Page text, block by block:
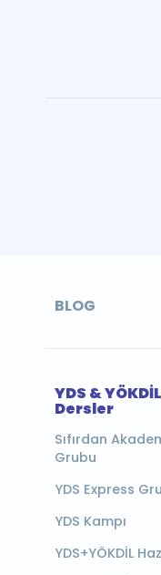
BLOG
YDS &
Dersler
Sıfırdan
Grubu
YDS Express
YDS Kampı
YDS+YÖKDİL